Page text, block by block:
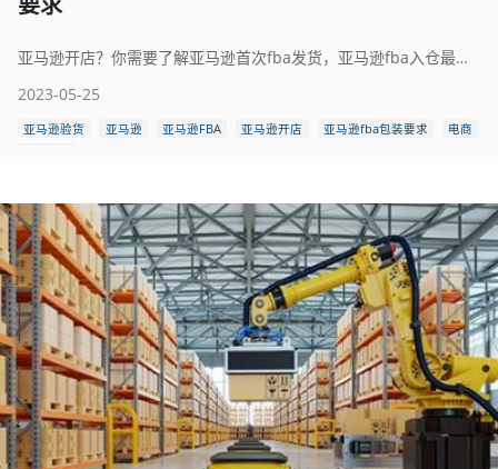
亚马逊开店？你需要了解亚马逊首次fba发货，亚马逊fba入仓最新包装要求，亚马逊fba发货包装注意事项，如何包装发到亚马逊fba的箱子，亚马逊fba对包装盒的要求，美国亚马逊fba入仓包装要求，亚马逊fba包装标签。
2023-05-25
亚马逊验货 亚马逊 亚马逊FBA 亚马逊开店 亚马逊fba包装要求
电商